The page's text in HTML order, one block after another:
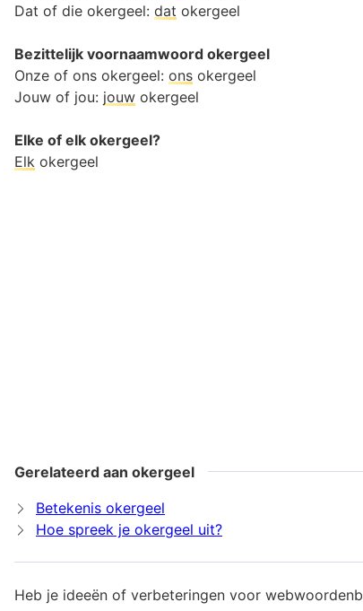
Dat of die okergeel: dat okergeel
Bezittelijk voornaamwoord okergeel
Onze of ons okergeel: ons okergeel
Jouw of jou: jouw okergeel
Elke of elk okergeel?
Elk okergeel
Gerelateerd aan okergeel
Betekenis okergeel
Hoe spreek je okergeel uit?
Heb je ideeën of verbeteringen voor